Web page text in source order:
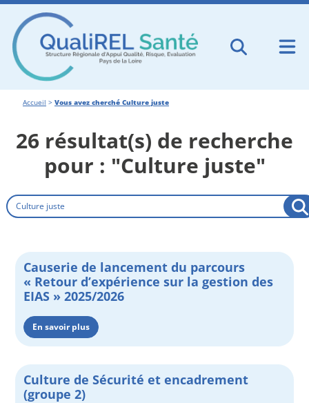
Accueil > Vous avez cherché Culture juste
26 résultat(s) de recherche
pour : "Culture juste"
Rechercher
Causerie de lancement du parcours
« Retour d’expérience sur la gestion des
EIAS » 2025/2026
En savoir plus
Culture de Sécurité et encadrement
(groupe 2)